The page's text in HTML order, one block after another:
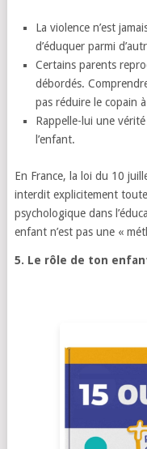
La violence n’est
d’éduquer parmi
Certains parents
débordés.
pas réduire le copain
Rappelle-lui une
l’enfant.
En France, la loi du 10
interdit explicitement
psychologique dans
enfant n’est pas une «
5. Le rôle de ton